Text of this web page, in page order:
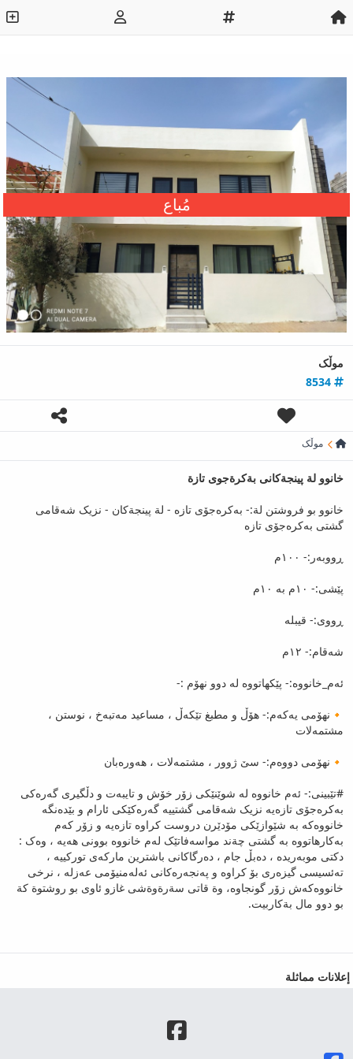
مُباع
موڵک
موڵک
خانوو لة پينجةكانى بةكرةجوى تازة
خانوو بو فروشتن لة:- بەکرەجۆی تازە - لة پينجةکان - نزیک شەقامی
گشتی بەکرەجۆی تازە
پێشی:- ١٠م بە ١٠م
ڕووی:- قیبلە
شەقام:- ١٢م
🔸نھۆمی یەکەم:- ھۆڵ و مطبغ تێکەڵ ، مساعید مەتبەخ ، نوستن ،
مشتمەلات
🔸نھۆمی دووەم:- سێ ژوور ، مشتمەلات ، ھەورەبان
#تێبینی:- ئەم خانووە لە شوێنێکی زۆر خۆش و تایبەت و دڵگیری گەرەکی
بەکرەجۆی تازەیە نزیک شەقامی گشتییە گەرەکێکی ئارام و بێدەنگە
خانووەکە بە شێوازێکی مۆدێرن دروست کراوە تازەیە و زۆر کەم
بەکارھاتووە بە گشتی چةند مواسەفاتێک لەم خانووە بوونی ھەیە ، وەک :
دکتی موبەریدە ، دەبڵ جام ، دەرگاکانی باشترین مارکەی تورکییە ،
تەئسیسی گیزەری بۆ کراوە و پەنجەرەکانی ئەلەمنیۆمی عەزلە ، نرخی
خانووەکەش زۆر گونجاوە، وة قاتى سةرةوةشى غازو ئاوى بو روشتوة كة
بو دوو مال بةكاربيت.
إعلانات مماثلة